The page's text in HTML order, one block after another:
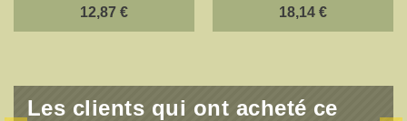
12,87 € 18,14 €
Les clients qui ont acheté ce